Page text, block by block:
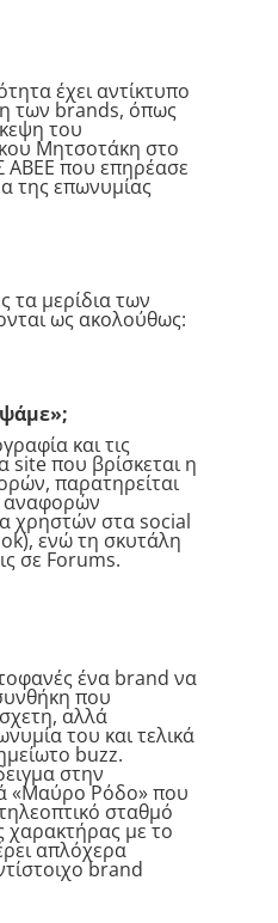
έχει αντίκτυπο
των brands, όπως
του
Μητσοτάκη στο
ΑΒΕΕ που επηρέασε
της επωνυμίας
τα μερίδια των
ως ακολούθως:
και τις
site που βρίσκεται η
παρατηρείται
αναφορών
χρηστών στα social
ενώ τη σκυτάλη
σε Forums.
ένα brand να
που
αλλά
του και τελικά
buzz.
στην
«Μαύρο Ρόδο» που
σταθμό
χαρακτήρας με το
απλόχερα
brand